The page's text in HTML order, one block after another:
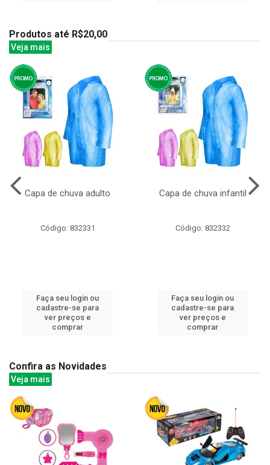
Produtos até R$20,00
Veja mais
Capa de chuva adulto
Código: 832331
Faça seu login ou
cadastre-se para
ver preços e
comprar
Capa de chuva infantil
Código: 832332
Faça seu login ou
cadastre-se para
ver preços e
comprar
Confira as Novidades
Veja mais